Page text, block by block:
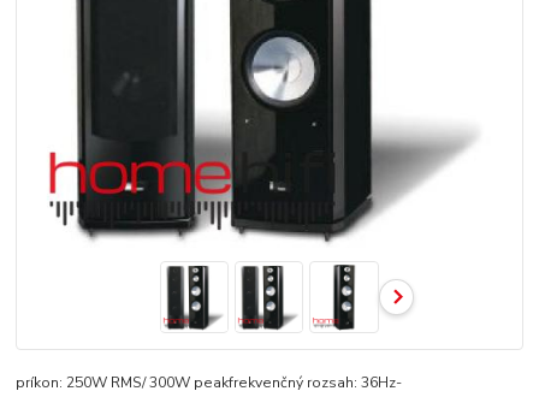
príkon: 250W RMS/ 300W peakfrekvenčný rozsah: 36Hz-